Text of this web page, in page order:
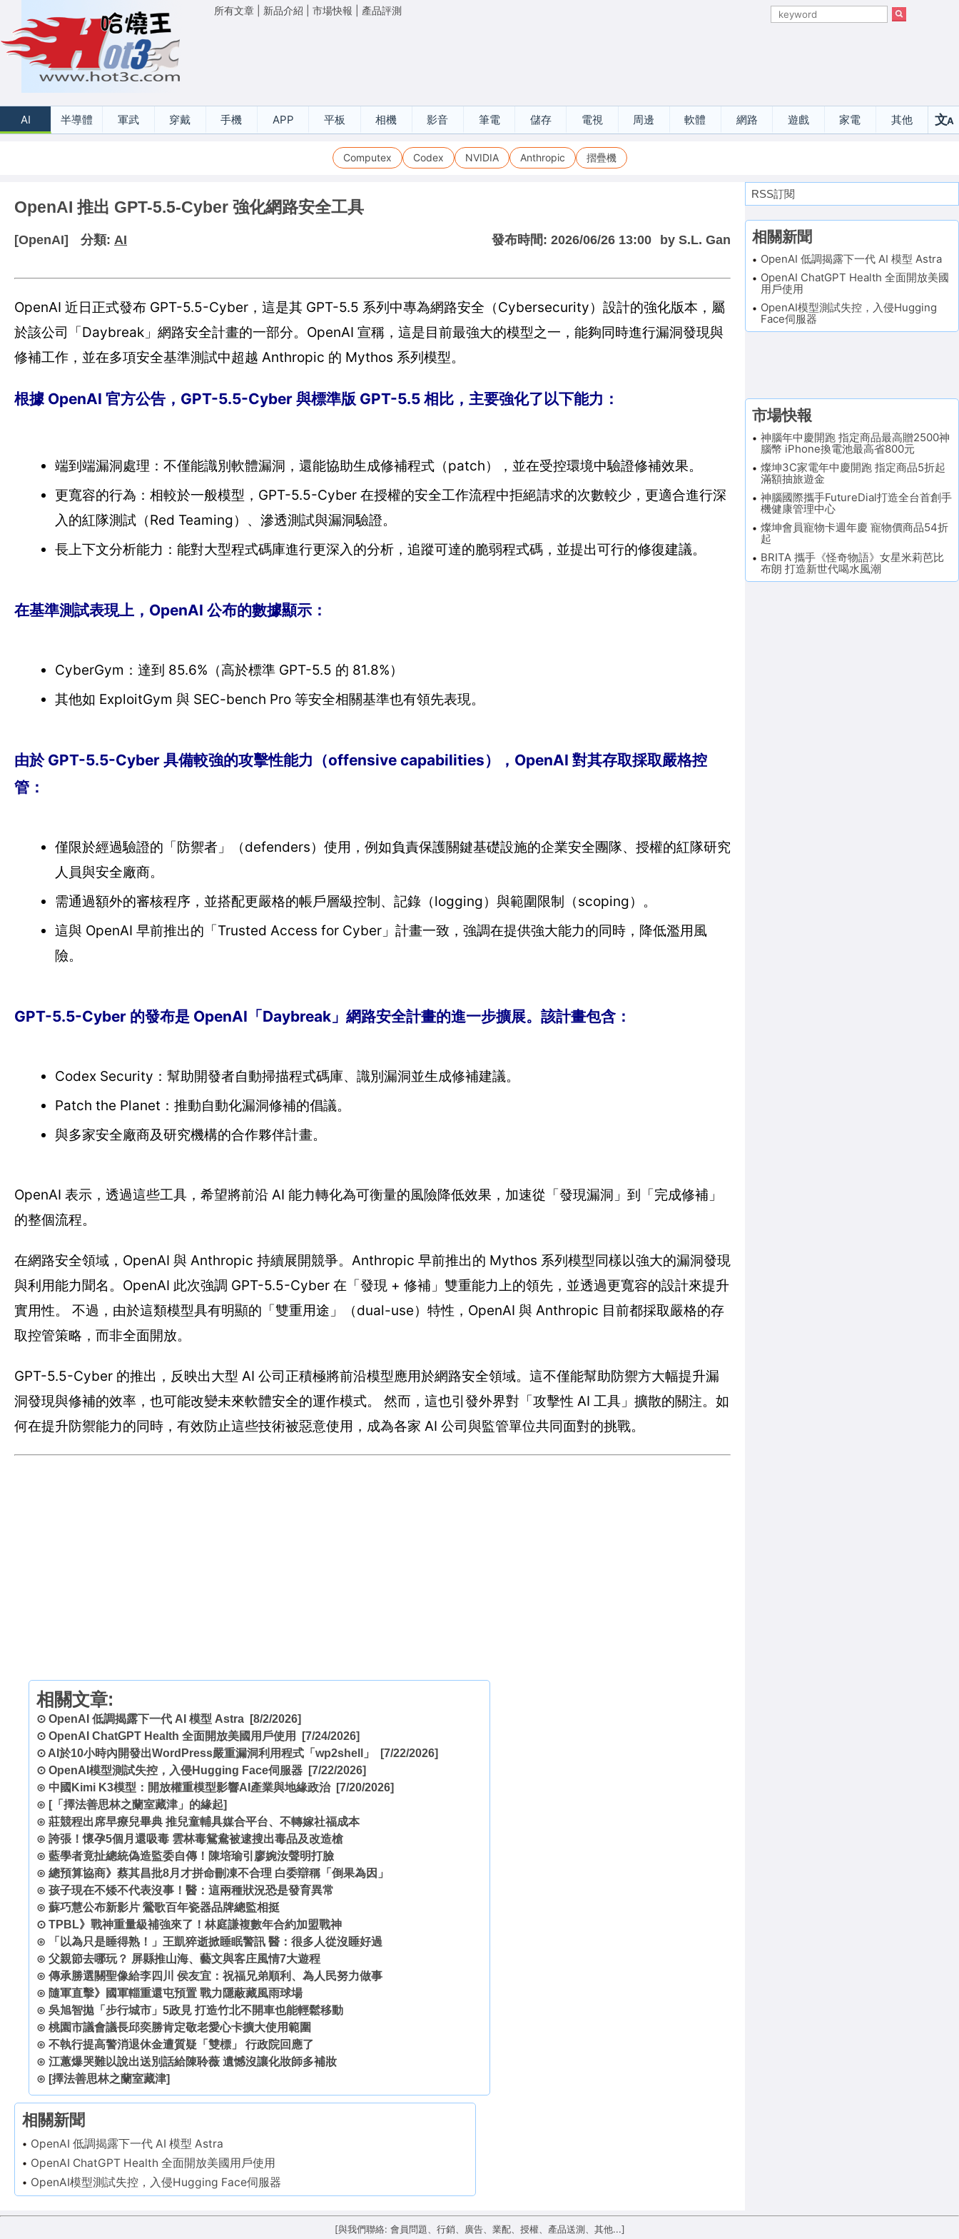
所有文章 新品介紹 市場快報 產品評測
AI 半導體 軍武 穿戴 手機 APP 平板 相機 影音 筆電 儲存 電視 周邊 軟體 網路 遊戲 家電 其他 文A
Computex Codex NVIDIA Anthropic 摺疊機
OpenAI 推出 GPT-5.5-Cyber 強化網路安全工具
[OpenAI] 分類: AI 發布時間: 2026/06/26 13:00 by S.L. Gan
OpenAI 近日正式發布 GPT-5.5-Cyber，這是其 GPT-5.5 系列中專為網路安全（Cybersecurity）設計的強化版本，屬
於該公司「Daybreak」網路安全計畫的一部分。OpenAI 宣稱，這是目前最強大的模型之一，能夠同時進行漏洞發現與
修補工作，並在多項安全基準測試中超越 Anthropic 的 Mythos 系列模型。
根據 OpenAI 官方公告，GPT-5.5-Cyber 與標準版 GPT-5.5 相比，主要強化了以下能力：
端到端漏洞處理：不僅能識別軟體漏洞，還能協助生成修補程式（patch），並在受控環境中驗證修補效果。
更寬容的行為：相較於一般模型，GPT-5.5-Cyber 在授權的安全工作流程中拒絕請求的次數較少，更適合進行深
入的紅隊測試（Red Teaming）、滲透測試與漏洞驗證。
長上下文分析能力：能對大型程式碼庫進行更深入的分析，追蹤可達的脆弱程式碼，並提出可行的修復建議。
在基準測試表現上，OpenAI 公布的數據顯示：
CyberGym：達到 85.6%（高於標準 GPT-5.5 的 81.8%）
其他如 ExploitGym 與 SEC-bench Pro 等安全相關基準也有領先表現。
由於 GPT-5.5-Cyber 具備較強的攻擊性能力（offensive capabilities），OpenAI 對其存取採取嚴格控
管：
僅限於經過驗證的「防禦者」（defenders）使用，例如負責保護關鍵基礎設施的企業安全團隊、授權的紅隊研究
人員與安全廠商。
需通過額外的審核程序，並搭配更嚴格的帳戶層級控制、記錄（logging）與範圍限制（scoping）。
這與 OpenAI 早前推出的「Trusted Access for Cyber」計畫一致，強調在提供強大能力的同時，降低濫用風
險。
GPT-5.5-Cyber 的發布是 OpenAI「Daybreak」網路安全計畫的進一步擴展。該計畫包含：
Codex Security：幫助開發者自動掃描程式碼庫、識別漏洞並生成修補建議。
Patch the Planet：推動自動化漏洞修補的倡議。
與多家安全廠商及研究機構的合作夥伴計畫。
OpenAI 表示，透過這些工具，希望將前沿 AI 能力轉化為可衡量的風險降低效果，加速從「發現漏洞」到「完成修補」
的整個流程。
在網路安全領域，OpenAI 與 Anthropic 持續展開競爭。Anthropic 早前推出的 Mythos 系列模型同樣以強大的漏洞發現
與利用能力聞名。OpenAI 此次強調 GPT-5.5-Cyber 在「發現 + 修補」雙重能力上的領先，並透過更寬容的設計來提升
實用性。 不過，由於這類模型具有明顯的「雙重用途」（dual-use）特性，OpenAI 與 Anthropic 目前都採取嚴格的存
取控管策略，而非全面開放。
GPT-5.5-Cyber 的推出，反映出大型 AI 公司正積極將前沿模型應用於網路安全領域。這不僅能幫助防禦方大幅提升漏
洞發現與修補的效率，也可能改變未來軟體安全的運作模式。 然而，這也引發外界對「攻擊性 AI 工具」擴散的關注。如
何在提升防禦能力的同時，有效防止這些技術被惡意使用，成為各家 AI 公司與監管單位共同面對的挑戰。
相關文章:
⊙ OpenAI 低調揭露下一代 AI 模型 Astra [8/2/2026]
⊙ OpenAI ChatGPT Health 全面開放美國用戶使用
[7/24/2026]
⊙ AI於10小時內開發出WordPress嚴重漏洞利用程式「wp2shell」
[7/22/2026]
⊙ OpenAI模型測試失控，入侵Hugging Face伺服器 [7/22/2026]
⊙ 中國Kimi K3模型：開放權重模型影響AI產業與地緣政治[7/20/2026]
⊙ [「擇法善思林之蘭室藏津」的緣起]
⊙ 莊競程出席早療兒畢典 推兒童輔具媒合平台、不轉嫁社福成本
⊙ 誇張！懷孕5個月還吸毒 雲林毒鴛鴦被逮搜出毒品及改造槍
⊙ 藍學者竟扯總統偽造監委自傳！陳培瑜引廖婉汝聲明打臉
⊙ 總預算協商》蔡其昌批8月才拼命刪凍不合理 白委辯稱「倒果為因」
⊙ 孩子現在不矮不代表沒事！醫：這兩種狀況恐是發育異常
⊙ 蘇巧慧公布新影片 鶯歌百年瓷器品牌總監相挺
⊙ TPBL》戰神重量級補強來了！林庭謙複數年合約加盟戰神
⊙
「以為只是睡得熟！」王凱猝逝掀睡眠警訊 醫：很多人從沒睡好過
⊙ 父親節去哪玩？ 屏縣推山海、藝文與客庄風情7大遊程
⊙ 傳承勝選關聖像給李四川 侯友宜：祝福兄弟順利、為人民努力做事
⊙ 隨軍直擊》國軍輜重還屯預置 戰力隱蔽藏風雨球場
⊙ 吳旭智拋「步行城市」5政見 打造竹北不開車也能輕鬆移動
⊙ 桃園市議會議長邱奕勝肯定敬老愛心卡擴大使用範圍
⊙ 不執行提高警消退休金遭質疑「雙標」 行政院回應了
⊙ 江蕙爆哭難以說出送別話給陳聆薇 遺憾沒讓化妝師多補妝
⊙ [擇法善思林之蘭室藏津]
相關新聞
OpenAI 低調揭露下一代 AI 模型 Astra
OpenAI ChatGPT Health 全面開放美國用戶使用
OpenAI模型測試失控，入侵Hugging Face伺服器
RSS訂閱
相關新聞
OpenAI 低調揭露下一代 AI 模型 Astra
OpenAI ChatGPT Health 全面開放美國
用戶使用
OpenAI模型測試失控，入侵Hugging
Face伺服器
市場快報
神腦年中慶開跑 指定商品最高贈2500神
腦幣 iPhone換電池最高省800元
燦坤3C家電年中慶開跑 指定商品5折起
滿額抽旅遊金
神腦國際攜手FutureDial打造全台首創手
機健康管理中心
燦坤會員寵物卡週年慶 寵物價商品54折
起
BRITA 攜手《怪奇物語》女星米莉芭比
布朗 打造新世代喝水風潮
[與我們聯絡: 會員問題、行銷、廣告、業配、授權、產品送測、其他...]